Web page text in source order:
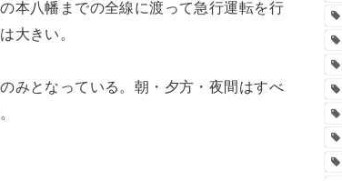
本八幡までの全線に渡って急行運転を行
大きい。
みとなっている。朝・夕方・夜間はすべ